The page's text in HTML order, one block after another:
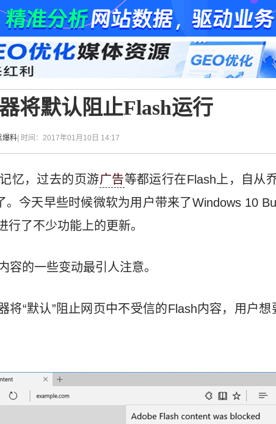
将默认阻止Flash运行
爆料 | 时间：2017年01月10日 14:17
忆，过去的页游广告等都运行在Flash上，自从
今天早些时候微软为用户带来了Windows 10
行了不少功能上的更新。
容的一些变动最引人注意。
将“默认”阻止网页中不受信的Flash内容，用户想